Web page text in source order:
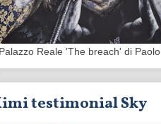
Reale 'The breach' di
testimonial Sky